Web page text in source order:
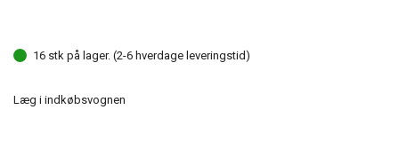
16 stk på lager. (2-6 hverdage leveringstid)
Læg i indkøbsvognen